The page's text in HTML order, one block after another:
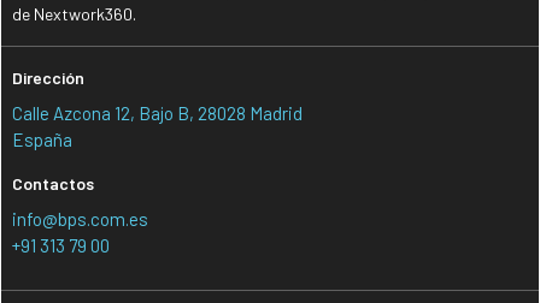
de Nextwork360.
Dirección
Calle Azcona 12, Bajo B, 28028 Madrid
España
Contactos
info@bps.com.es
+91 313 79 00